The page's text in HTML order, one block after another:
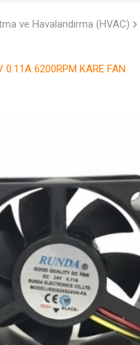
ve Havalandırma (HVAC)
0.11A 6200RPM KARE FAN